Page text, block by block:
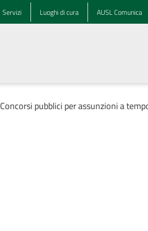
Servizi Luoghi di cura AUSL Comunica
Concorsi pubblici per assunzioni a